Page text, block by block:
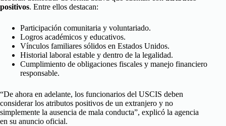
positivos. Entre ellos destacan:
Participación comunitaria y voluntariado.
Logros académicos y educativos.
Vínculos familiares sólidos en Estados Unidos.
Historial laboral estable y dentro de la legalidad.
Cumplimiento de obligaciones fiscales y manejo financiero
responsable.
“De ahora en adelante, los funcionarios del USCIS deben
considerar los atributos positivos de un extranjero y no
simplemente la ausencia de mala conducta”, explicó la agencia
en su anuncio oficial.